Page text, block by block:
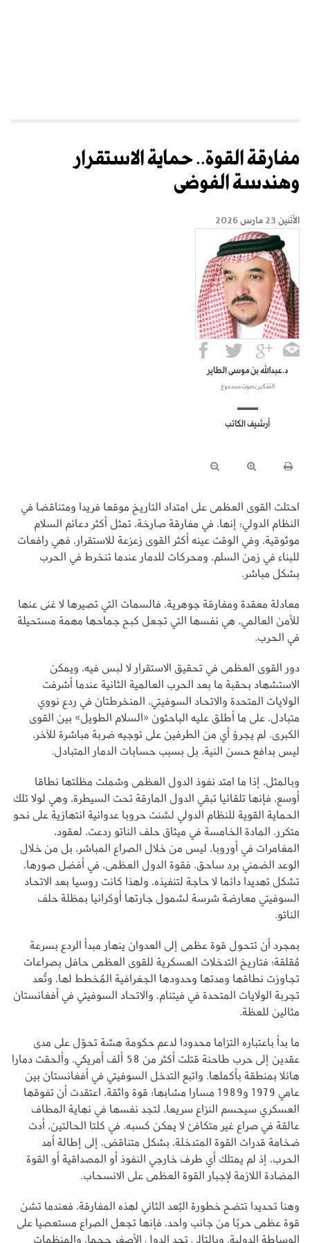
مفارقة القوة.. حماية الاستقرار
وهندسة الفوضى
الأثنين 23 مارس 2026
د.عبدالله بن موسى الطاير
التفكير بصوت مسموع
أرشيف الكاتب
احتلت القوى العظمى على امتداد التاريخ موقعا فريدا ومتناقضا في
النظام الدولي؛ إنها، في مفارقة صارخة، تمثل أكثر دعائم السلام
موثوقية، وفي الوقت عينه أكثر القوى زعزعة للاستقرار، فهي رافعات
للبناء في زمن السلم، ومحركات للدمار عندما تنخرط في الحرب
بشكل مباشر.
معادلة معقدة ومفارقة جوهرية، فالسمات التي تصيرها لا غنى عنها
للأمن العالمي، هي نفسها التي تجعل كبح جماحها مهمة مستحيلة
في الحرب.
دور القوى العظمى في تحقيق الاستقرار لا لبس فيه، ويمكن
الاستشهاد بحقبة ما بعد الحرب العالمية الثانية عندما أشرفت
الولايات المتحدة والاتحاد السوفيتي، المنخرطتان في ردع نووي
متبادل، على ما أطلق عليه الباحثون «السلام الطويل» بين القوى
الكبرى. لم يجرؤ أي من الطرفين على توجيه ضربة مباشرة للآخر،
ليس بدافع حسن النية، بل بسبب حسابات الدمار المتبادل.
وبالمثل، إذا ما امتد نفوذ الدول العظمى وشملت مظلتها نطاقا
أوسع، فإنها تلقائيا تبقي الدول المارقة تحت السيطرة، وهي لولا تلك
الحماية القوية للنظام الدولي لشنت حروبا عدوانية انتهازية على نحو
متكرر. المادة الخامسة في ميثاق حلف الناتو ردعت، لعقود،
المغامرات في أوروبا، ليس من خلال الصراع المباشر، بل من خلال
الوعد الضمني برد ساحق. فقوة الدول العظمى، في أفضل صورها،
تشكل تهديدا دائما لا حاجة لتنفيذه، ولهذا كانت روسيا بعد الاتحاد
السوفيتي معارضة شرسة لشمول جارتها أوكرانيا بمظلة حلف
الناتو.
بمجرد أن تتحول قوة عظمى إلى العدوان ينهار مبدأ الردع بسرعة
مُقلقة؛ فتاريخ التدخلات العسكرية للقوى العظمى حافل بصراعات
تجاوزت نطاقها ومدتها وحدودها الجغرافية المُخطط لها، وتُعد
تجربة الولايات المتحدة في فيتنام، والاتحاد السوفيتي في أفغانستان
مثالين للعظة.
ما بدأ باعتباره التزاما محدودا لدعم حكومة هشة تحوّل على مدى
عقدين إلى حرب طاحنة قتلت أكثر من 58 ألف أمريكي، وألحقت دمارا
هائلا بمنطقة بأكملها. واتبع التدخل السوفيتي في أفغانستان بين
عامي 1979 و1989 مسارا مشابها؛ قوة واثقة، اعتقدت أن تفوقها
العسكري سيحسم النزاع سريعا، لتجد نفسها في نهاية المطاف
عالقة في صراع غير متكافئ لا يمكن كسبه. في كلتا الحالتين، أدت
ضخامة قدرات القوة المتدخلة، بشكل متناقض، إلى إطالة أمد
الحرب، إذ لم يمتلك أي طرف خارجي النفوذ أو المصداقية أو القوة
المضادة اللازمة لإجبار القوة العظمى على الانسحاب.
وهنا تحديدا تتضح خطورة البُعد الثاني لهذه المفارقة، فعندما تشن
قوة عظمى حربًا من جانب واحد، فإنها تجعل الصراع مستعصيا على
الوساطة الدولية. وبالتالي تجد الدول الأصغر حجما، والمنظمات